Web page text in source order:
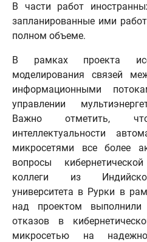
В части работ
запланированные ими
полном объеме.
В рамках проекта
моделирования связей
информационными
управлении
Важно отметить,
интеллектуальности
микросетями все более
вопросы
коллеги из
университета в Рурки в
над проектом выполнили
отказов в
микросетью на